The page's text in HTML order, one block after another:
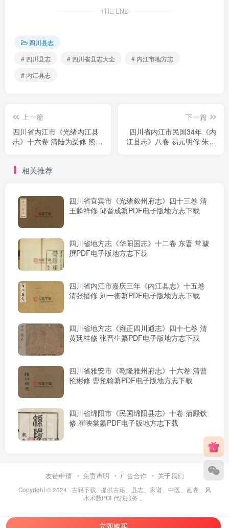
THE END
四川县志
# 四川县志
# 四川省县志大全
# 内江市地方志
# 内江县志
上一篇
四川省内江市《光绪内江县
志》十六卷 清陆为棻修 熊玉
下一篇
四川省内江市民国34年《内
江县志》八卷 易元明修 朱寿
相关推荐
四川省宜宾市《光绪叙州府志》四十三卷 清
王麟祥修 邱晋成纂PDF电子版地方志下载
四川省地方志《华阳国志》十二卷 东晋 常璩
撰PDF电子版地方志下载
四川省内江市嘉庆三年《内江县志》十五卷
清张搢修 刘一衡纂PDF电子版地方志下载
四川省地方志《雍正四川通志》四十七卷 清
黄廷桂修 张晋生纂PDF电子版地方志下载
四川省雅安市《乾隆雅州府志》十六卷 清曹
抡彬修 曹抡翰纂PDF电子版地方志下载
四川省绵阳市《民国绵阳县志》十卷 蒲殿钦
修 崔映棠纂PDF电子版地方志下载
友链申请 免责声明 广告合作 关于我们
Copyright © 2024 · 古籍下载 · 提供古籍、县志、家谱、中医、画卷、风
水术数PDF代找服务 。
立即购买